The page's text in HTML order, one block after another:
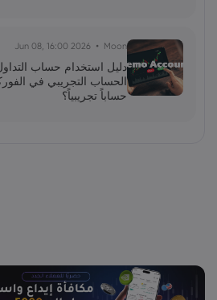
Moon
2026 Jun 08, 16:00
دليل استخدام حساب
الحساب التجريبي في
حساباً تجريبياً؟